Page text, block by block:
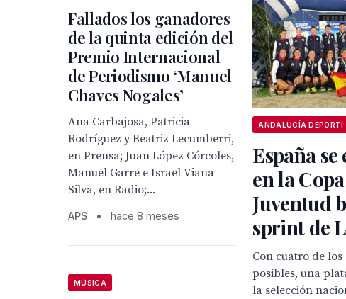
Fallados los ganadores
de la quinta edición del
Premio Internacional
de Periodismo ‘Manuel
Chaves Nogales’
Ana Carbajosa, Patricia
Rodríguez y Beatriz Lecumberri,
en Prensa; Juan López Córcoles,
Manuel Garre e Israel Viana
Silva, en Radio;...
APS • hace 8 meses
España se
en la
Juventud
sprint de
Con cuatro de
posibles, una
la selección
MÚSICA